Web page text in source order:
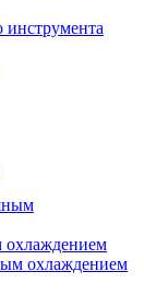
инструмента
охлаждением
охлаждением